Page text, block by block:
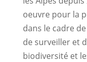
oeuvre pour la
dans le cadre
de surveiller et
biodiversité et